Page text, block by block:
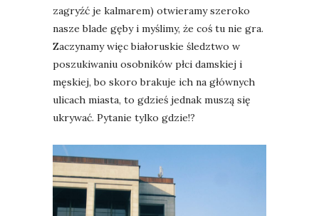
zagryźć je kalmarem) otwieramy szeroko
nasze blade gęby i myślimy, że coś tu nie gra.
Zaczynamy więc białoruskie śledztwo w
poszukiwaniu osobników płci damskiej i
męskiej, bo skoro brakuje ich na głównych
ulicach miasta, to gdzieś jednak muszą się
ukrywać. Pytanie tylko gdzie!?